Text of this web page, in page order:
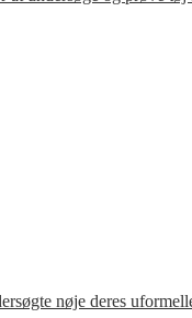
nøje deres